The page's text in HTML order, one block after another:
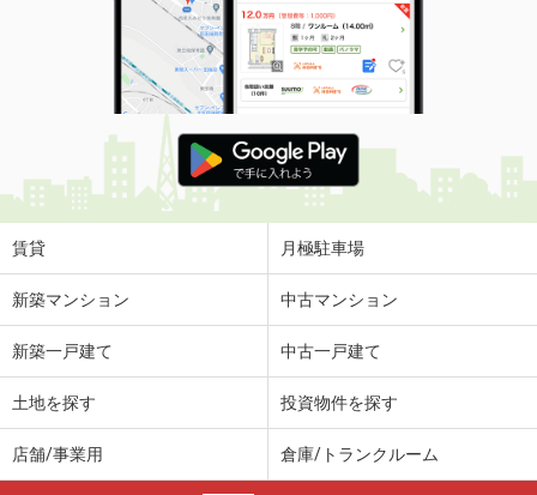
賃貸 月極駐車場
新築マンション 中古マンション
新築一戸建て 中古一戸建て
土地を探す 投資物件を探す
店舗/事業用 倉庫/トランクルーム